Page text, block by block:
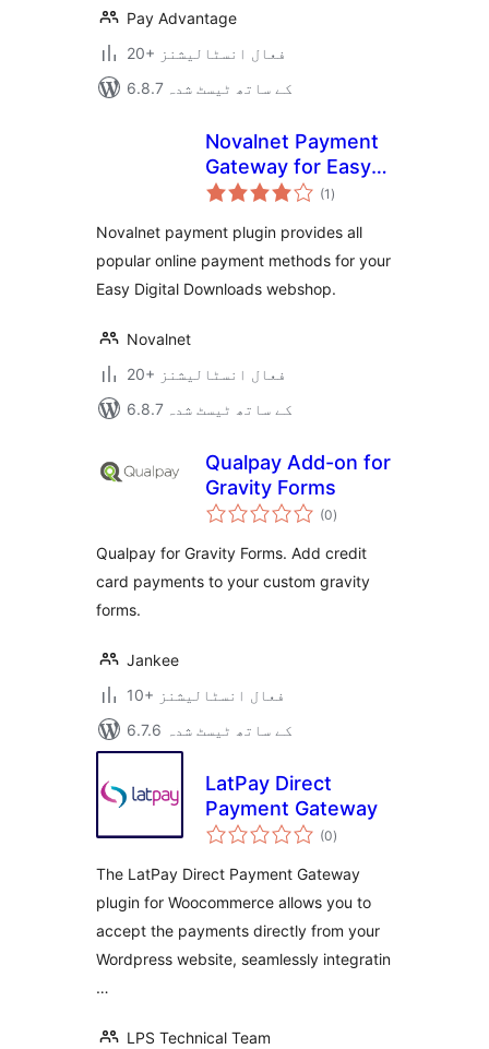
Pay Advantage
20+ فعال انسٹالیشنز
6.8.7 کے ساتھ ٹیسٹ شدہ
Novalnet Payment
Gateway for Easy
Digital Downloads
(1 مجموعی
درجہ
)
Novalnet payment plugin provides all
popular online payment methods for your
Easy Digital Downloads webshop.
Novalnet
20+ فعال انسٹالیشنز
6.8.7 کے ساتھ ٹیسٹ شدہ
Qualpay Add-on for
Gravity Forms
(0مجموعی
درجہ
)
Qualpay for Gravity Forms. Add credit
card payments to your custom gravity
forms.
Jankee
10+ فعال انسٹالیشنز
6.7.6 کے ساتھ ٹیسٹ شدہ
LatPay Direct
Payment Gateway
(0مجموعی
درجہ
)
The LatPay Direct Payment Gateway
plugin for Woocommerce allows you to
accept the payments directly from your
Wordpress website, seamlessly integratin
…
LPS Technical Team